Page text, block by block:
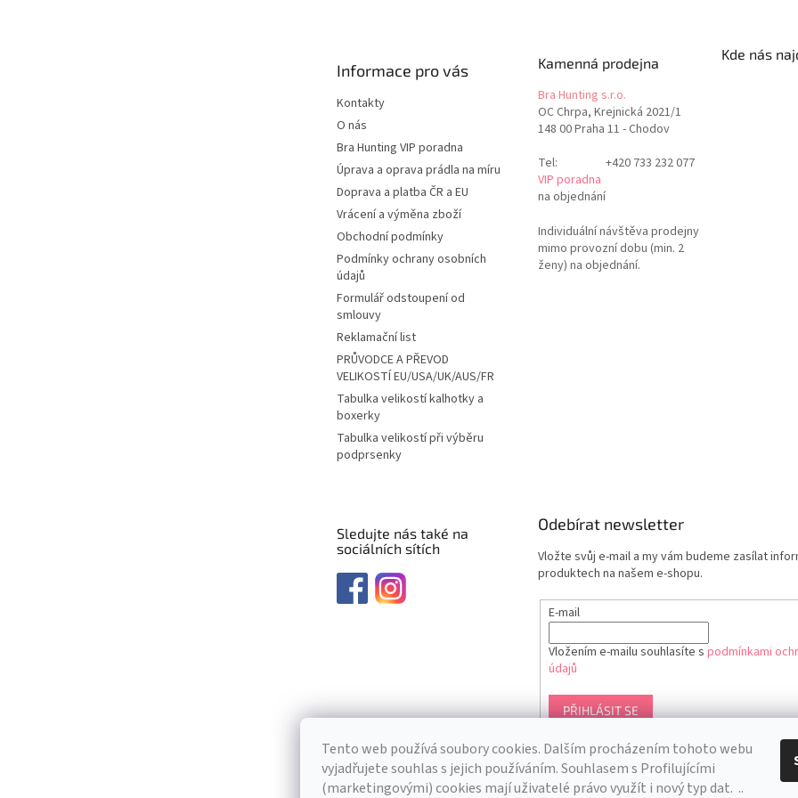
Tento web používá soubory cookies. Dalším procházením tohoto webu
vyjadřujete souhlas s jejich používáním. Souhlasem s Profilujícími
(marketingovými) cookies mají uživatelé právo využít i nový typ dat. ..
Informace pro vás
Kontakty
O nás
Bra Hunting VIP poradna
Úprava a oprava prádla na míru
Doprava a platba ČR a EU
Vrácení a výměna zboží
Obchodní podmínky
Podmínky ochrany osobních
údajů
Formulář odstoupení od
smlouvy
Reklamační list
PRŮVODCE A PŘEVOD
VELIKOSTÍ EU/USA/UK/AUS/FR
Tabulka velikostí kalhotky a
boxerky
Tabulka velikostí při výběru
podprsenky
Kamenná prodejna
Bra Hunting s.r.o.
OC Chrpa, Krejnická 2021/1
148 00 Praha 11 - Chodov
Tel:
+420 733 232 077
VIP poradna
na objednání
Individuální návštěva prodejny
mimo provozní dobu (min. 2
ženy) na objednání.
Kde nás
Sledujte nás také na
sociálních sítích
Odebírat newsletter
Vložte svůj e-mail a my vám budeme zasílat
produktech na našem e-shopu.
E-mail
Vložením e-mailu souhlasíte s podmínkami
údajů
PŘIHLÁSIT SE